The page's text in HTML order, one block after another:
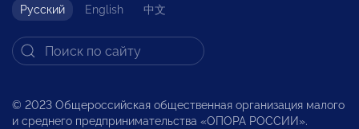
Русский English 中文
© 2023 Общероссийская общественная организация малого
и среднего предпринимательства «ОПОРА РОССИИ».